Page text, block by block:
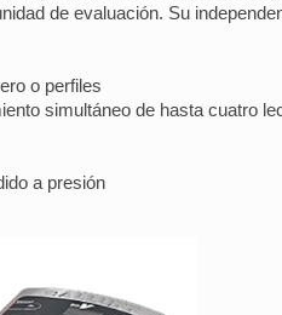
de evaluación. Su
o perfiles
simultáneo de hasta cuatro
a presión